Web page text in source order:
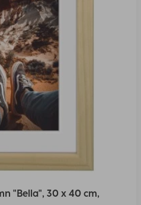
"Bella", 30 x 40 cm,